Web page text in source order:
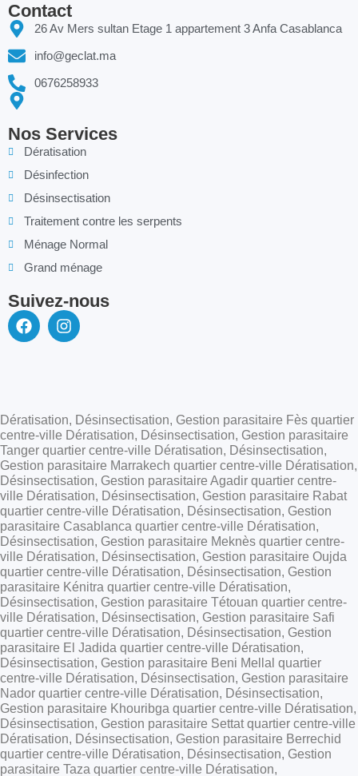
Contact
26 Av Mers sultan Etage 1 appartement 3 Anfa Casablanca
info@geclat.ma
0676258933
Nos Services
Dératisation
Désinfection
Désinsectisation
Traitement contre les serpents
Ménage Normal
Grand ménage
Suivez-nous
Dératisation, Désinsectisation, Gestion parasitaire Fès quartier
centre-ville Dératisation, Désinsectisation, Gestion parasitaire
Tanger quartier centre-ville Dératisation, Désinsectisation,
Gestion parasitaire Marrakech quartier centre-ville Dératisation,
Désinsectisation, Gestion parasitaire Agadir quartier centre-
ville Dératisation, Désinsectisation, Gestion parasitaire Rabat
quartier centre-ville Dératisation, Désinsectisation, Gestion
parasitaire Casablanca quartier centre-ville Dératisation,
Désinsectisation, Gestion parasitaire Meknès quartier centre-
ville Dératisation, Désinsectisation, Gestion parasitaire Oujda
quartier centre-ville Dératisation, Désinsectisation, Gestion
parasitaire Kénitra quartier centre-ville Dératisation,
Désinsectisation, Gestion parasitaire Tétouan quartier centre-
ville Dératisation, Désinsectisation, Gestion parasitaire Safi
quartier centre-ville Dératisation, Désinsectisation, Gestion
parasitaire El Jadida quartier centre-ville Dératisation,
Désinsectisation, Gestion parasitaire Beni Mellal quartier
centre-ville Dératisation, Désinsectisation, Gestion parasitaire
Nador quartier centre-ville Dératisation, Désinsectisation,
Gestion parasitaire Khouribga quartier centre-ville Dératisation,
Désinsectisation, Gestion parasitaire Settat quartier centre-ville
Dératisation, Désinsectisation, Gestion parasitaire Berrechid
quartier centre-ville Dératisation, Désinsectisation, Gestion
parasitaire Taza quartier centre-ville Dératisation,